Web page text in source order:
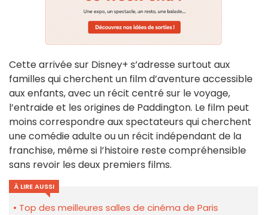
Cette arrivée sur Disney+ s’adresse surtout aux
familles qui cherchent un film d’aventure accessible
aux enfants, avec un récit centré sur le voyage,
l’entraide et les origines de Paddington. Le film peut
moins correspondre aux spectateurs qui cherchent
une comédie adulte ou un récit indépendant de la
franchise, même si l’histoire reste compréhensible
sans revoir les deux premiers films.
À LIRE AUSSI
Top des meilleures salles de cinéma de Paris